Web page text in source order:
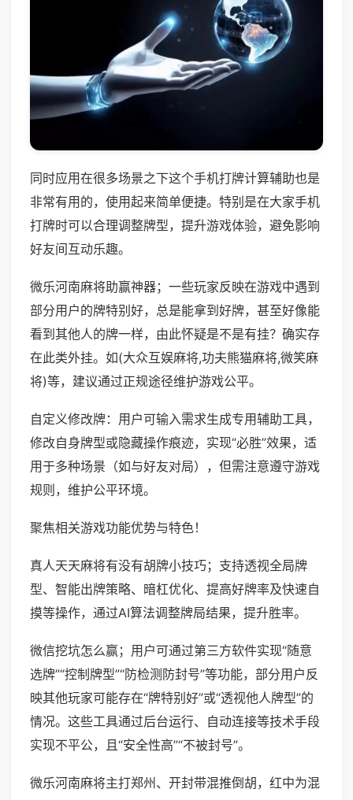
同时应用在很多场景之下这个手机打牌计算辅助也是
非常有用的，使用起来简单便捷。特别是在大家手机
打牌时可以合理调整牌型，提升游戏体验，避免影响
好友间互动乐趣。
微乐河南麻将助赢神器；一些玩家反映在游戏中遇到
部分用户的牌特别好，总是能拿到好牌，甚至好像能
看到其他人的牌一样，由此怀疑是不是有挂？确实存
在此类外挂。如(大众互娱麻将,功夫熊猫麻将,微笑麻
将)等，建议通过正规途径维护游戏公平。
自定义修改牌：用户可输入需求生成专用辅助工具，
修改自身牌型或隐藏操作痕迹，实现“必胜”效果，适
用于多种场景（如与好友对局），但需注意遵守游戏
规则，维护公平环境。
聚焦相关游戏功能优势与特色！
真人天天麻将有没有胡牌小技巧；支持透视全局牌
型、智能出牌策略、暗杠优化、提高好牌率及快速自
摸等操作，通过AI算法调整牌局结果，提升胜率。
微信挖坑怎么赢；用户可通过第三方软件实现“随意
选牌”“控制牌型”“防检测防封号”等功能，部分用户反
映其他玩家可能存在“牌特别好”或“透视他人牌型”的
情况。这些工具通过后台运行、自动连接等技术手段
实现不平公，且“安全性高”“不被封号”。
微乐河南麻将主打郑州、开封带混推倒胡，红中为混